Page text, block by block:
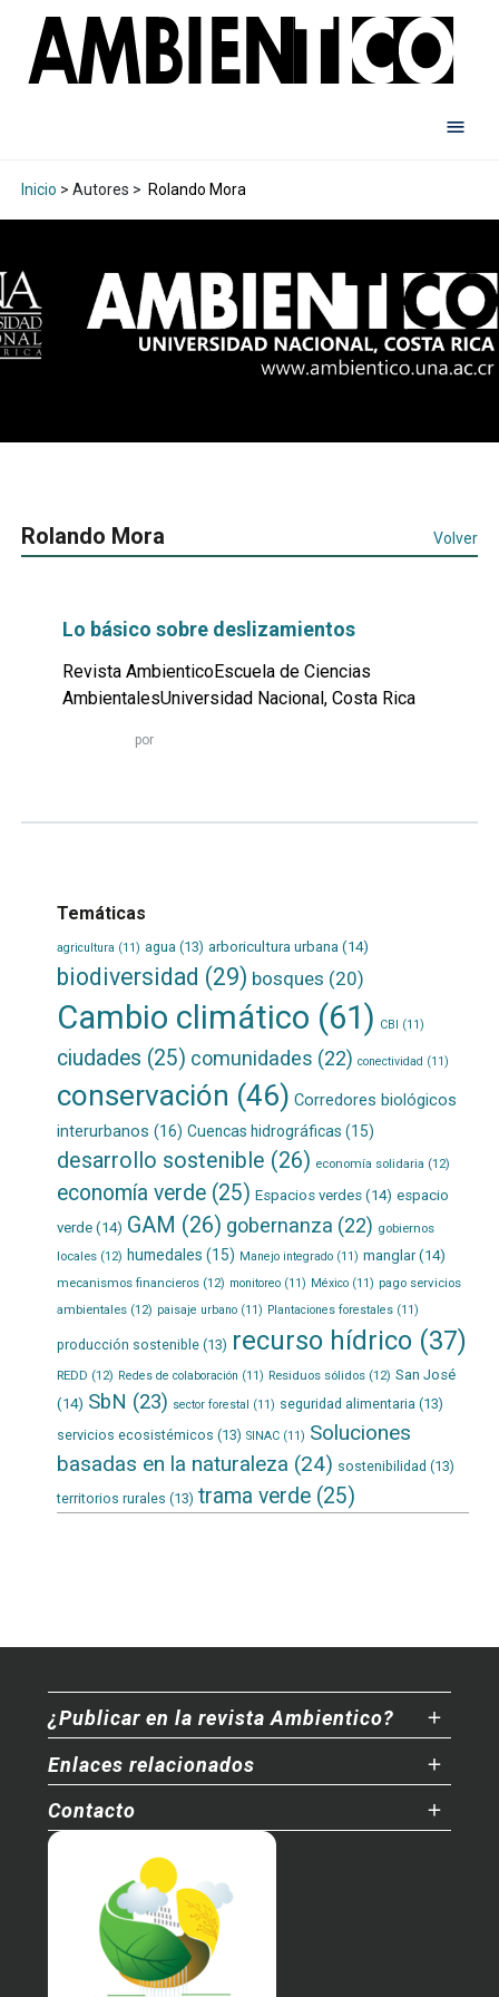
Inicio > Autores > Rolando Mora
Rolando Mora Volver
Lo básico sobre deslizamientos
Revista AmbienticoEscuela de Ciencias
AmbientalesUniversidad Nacional, Costa Rica
por
Temáticas
agricultura (11) agua (13) arboricultura urbana (14)
biodiversidad (29) bosques (20)
Cambio climático (61) CBI (11)
ciudades (25) comunidades (22) conectividad (11)
conservación (46) Corredores biológicos
interurbanos (16) Cuencas hidrográficas (15)
desarrollo sostenible (26) economía solidaria (12)
economía verde(25) Espacios verdes(14) espacio
verde(14) GAM (26) gobernanza (22) gobiernos
locales(12) humedales (15) Manejo integrado(11) manglar(14)
mecanismos financieros(12) monitoreo(11) México(11) pago servicios
ambientales(12) paisaje urbano(11) Plantaciones forestales(11)
producción sostenible(13) recurso hídrico(37)
REDD (12) Redes de colaboración (11) Residuos sólidos(12) San José
(14) SbN (23) sector forestal (11) seguridad alimentaria (13)
servicios ecosistémicos (13) SINAC(11) Soluciones
basadas en la naturaleza (24) sostenibilidad (13)
territorios rurales (13) trama verde(25)
¿Publicar en la revista Ambientico?
Enlaces relacionados
Contacto